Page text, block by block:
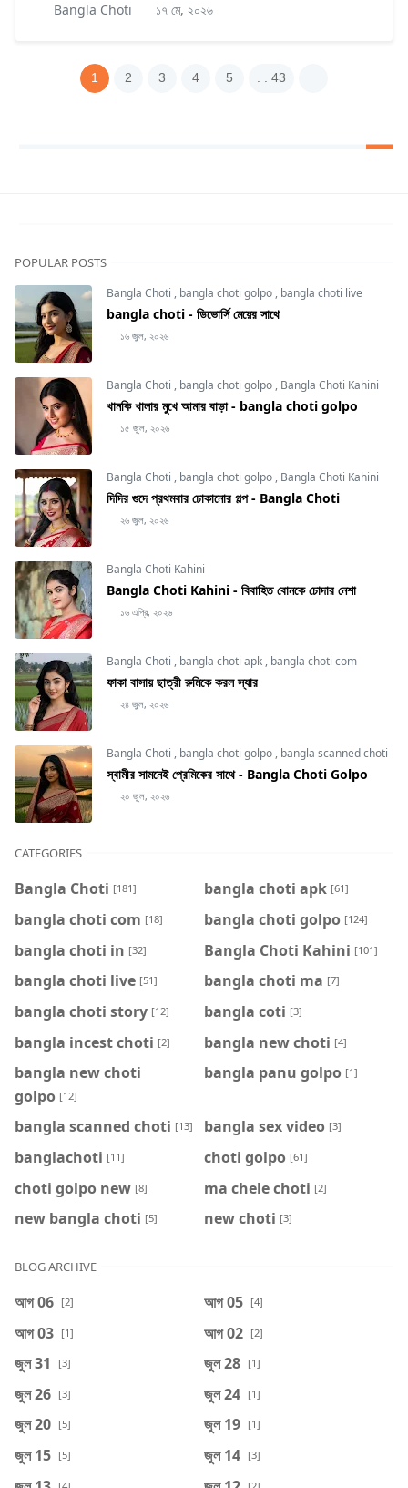
Bangla Choti ১৭ মে, ২০২৬
1 2 3 4 5 . . 43
POPULAR POSTS
Bangla Choti , bangla choti golpo, bangla choti live
bangla choti - ডিভোর্সি মেয়ের সাথে
১৬ জুল, ২০২৬
Bangla Choti , bangla choti golpo, Bangla Choti Kahini
খানকি খালার মুখে আমার বাড়া - bangla choti golpo
১৫ জুল, ২০২৬
Bangla Choti , bangla choti golpo, Bangla Choti Kahini
দিদির গুদে প্রথমবার ঢোকানোর গল্প - Bangla Choti
২৬ জুল, ২০২৬
Bangla Choti Kahini
Bangla Choti Kahini - বিবাহিত বোনকে চোদার নেশা
১৬ এপ্রি, ২০২৬
Bangla Choti , bangla choti apk, bangla choti com
ফাকা বাসায় ছাত্রী রুমিকে করল স্যার
২৪ জুল, ২০২৬
Bangla Choti , bangla choti golpo, bangla scanned choti
স্বামীর সামনেই প্রেমিকের সাথে - Bangla Choti Golpo
২০ জুল, ২০২৬
CATEGORIES
Bangla Choti [181] bangla choti apk [61]
bangla choti com [18] bangla choti golpo [124]
bangla choti in [32] Bangla Choti Kahini [101]
bangla choti live [51] bangla choti ma [7]
bangla choti story [12] bangla coti [3]
bangla incest choti [2] bangla new choti [4]
bangla new choti
golpo [12]
bangla panu golpo [1]
bangla scanned choti [13] bangla sex video [3]
banglachoti [11] choti golpo [61]
choti golpo new [8] ma chele choti [2]
new bangla choti [5] new choti [3]
BLOG ARCHIVE
আগ 06 [2] আগ 05 [4]
আগ 03 [1] আগ 02 [2]
জুল 31 [3] জুল 28 [1]
জুল 26 [3] জুল 24 [1]
জুল 20 [5] জুল 19 [1]
জুল 15 [5] জুল 14 [3]